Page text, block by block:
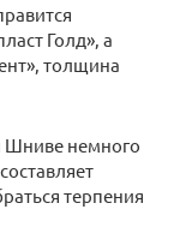
Голд», а
толщина
Шниве немного
терпения